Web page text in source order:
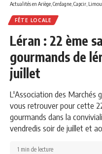
Actualités en Ariège, Cerdagne, Capcir,
FÊTE LOCALE
Léran : 22 ème
gourmands de
juillet
L'Association des Marchés
vous retrouver pour cette
gourmands dans la
vendredis soir de juillet et
1 min de lecture